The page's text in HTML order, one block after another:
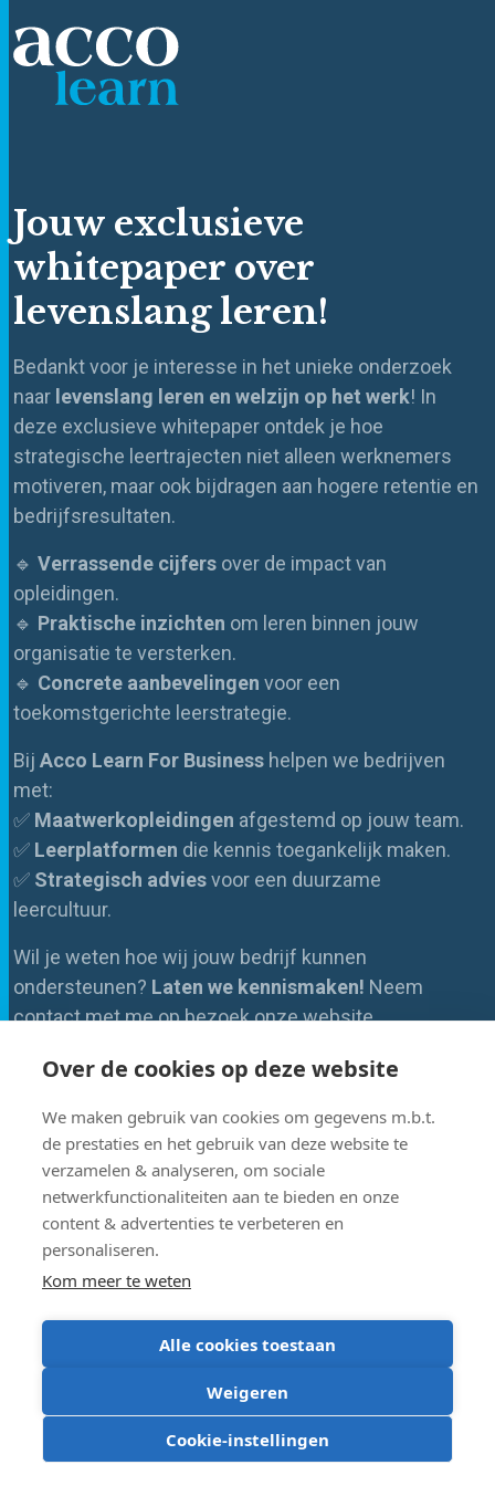
Jouw exclusieve
whitepaper over
levenslang leren!
Bedankt voor je interesse in het unieke onderzoek
naar levenslang leren en welzijn op het werk! In
deze exclusieve whitepaper ontdek je hoe
strategische leertrajecten niet alleen werknemers
motiveren, maar ook bijdragen aan hogere retentie en
bedrijfsresultaten.
🔹 Verrassende cijfers over de impact van
opleidingen.
🔹 Praktische inzichten om leren binnen jouw
organisatie te versterken.
🔹 Concrete aanbevelingen voor een
toekomstgerichte leerstrategie.
Bij Acco Learn For Business helpen we bedrijven
met:
✅ Maatwerkopleidingen afgestemd op jouw team.
✅ Leerplatformen die kennis toegankelijk maken.
✅ Strategisch adviesvoor een duurzame
leercultuur.
Wil je weten hoe wij jouw bedrijf kunnen
ondersteunen? Laten we kennismaken! Neem
contact met me op bezoek onze website.
Met warme groet,
Anke Vande Velde
Business Manager Acco Learn for Business
Over de cookies op deze website
We maken gebruik van cookies om gegevens m.b.t.
de prestaties en het gebruik van deze website te
verzamelen & analyseren, om sociale
netwerkfunctionaliteiten aan te bieden en onze
content & advertenties te verbeteren en
personaliseren.
Kom meer te weten
Alle cookies toestaan
Weigeren
Cookie-instellingen